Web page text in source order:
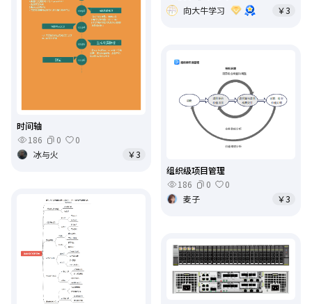
向大牛学习
￥3
时间轴
186
0
0
冰与火
￥3
组织级项目管理
186
0
0
麦子
￥3